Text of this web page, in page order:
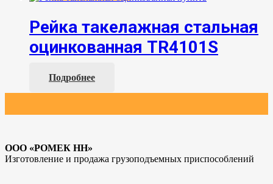
Рейка такелажная стальная
оцинкованная TR4101S
Подробнее
ООО «РОМЕК НН»
Изготовление и продажа грузоподъемных приспособлений